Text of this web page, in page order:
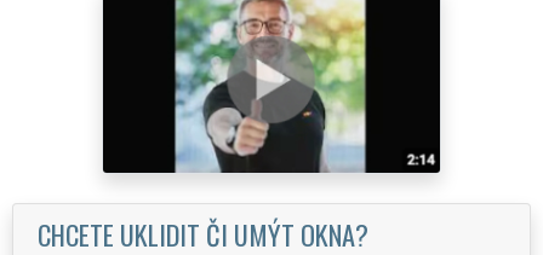
CHCETE UKLIDIT ČI UMÝT OKNA?